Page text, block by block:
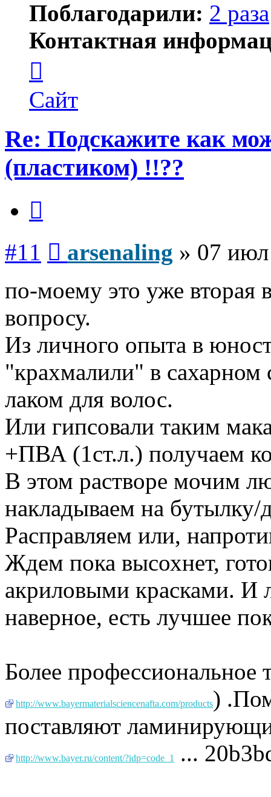
Поблагодарили: 2 раза
Контактная
пользователя
arsenaling
Сайт
Re: Подскажите как
(пластиком) !!??
#11 arsenaling » 07
по-моему это уже вторая
вопросу.
Из личного опыта в
"крахмалили" в
лаком для волос.
Или гипсовали таким
+ПВА (1ст.л.) получаем
В этом растворе мочим
накладываем на бутылку/
Расправляем или,
Ждем пока высохнет,
акриловыми красками. И
наверное, есть лучшее
Более профессиональное
http://www.bayermaterialsciencenafta.com/products)
поставляют
http://www.bayer.ru/content/?idp=code_1 ...